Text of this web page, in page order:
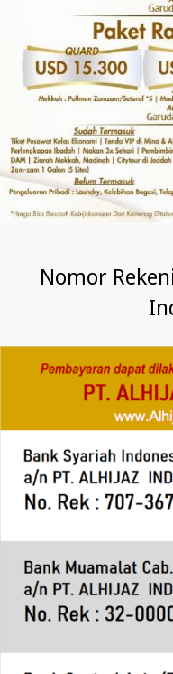
Nomor